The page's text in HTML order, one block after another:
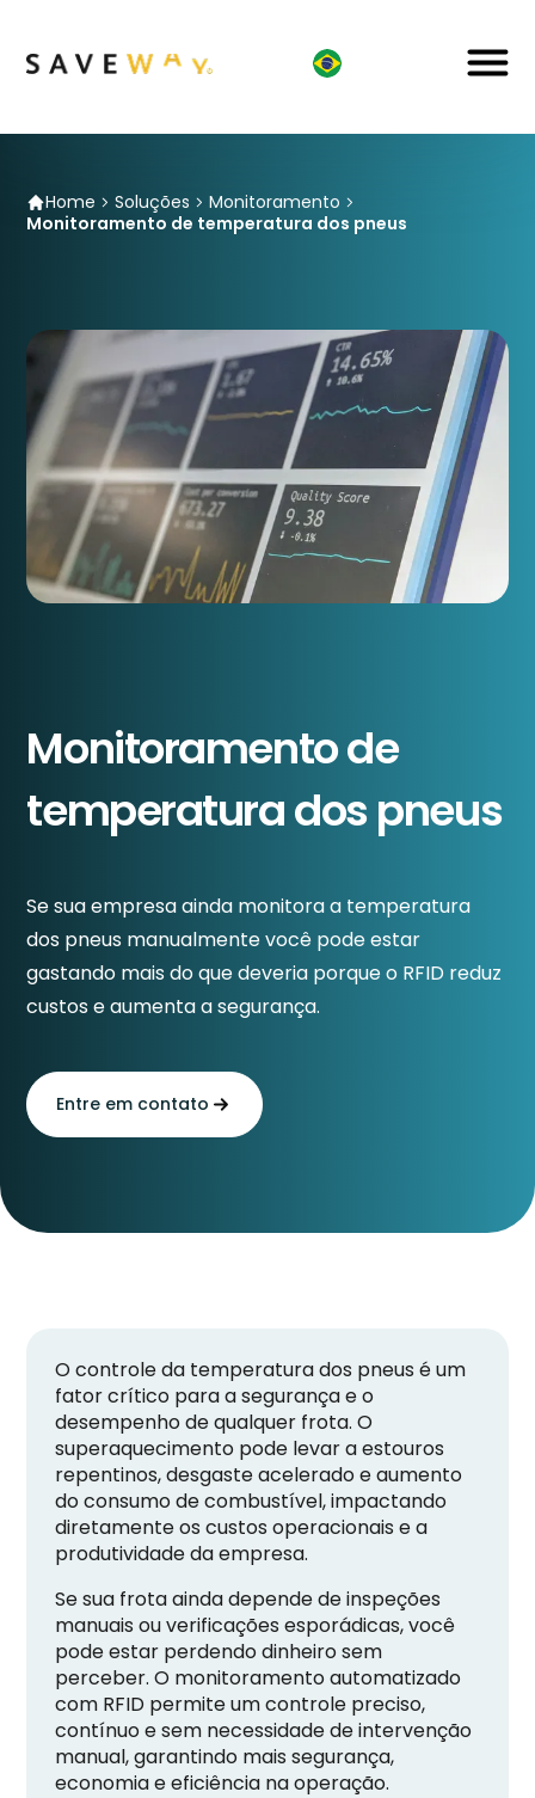
Home Soluções
Monitoramento
Monitoramento de temperatura dos pneus
Monitoramento de
temperatura dos pneus
Se sua empresa ainda monitora a temperatura
dos pneus manualmente você pode estar
gastando mais do que deveria porque o RFID reduz
custos e aumenta a segurança.
Entre em contato
O controle da temperatura dos pneus é um
fator crítico para a segurança e o
desempenho de qualquer frota. O
superaquecimento pode levar a estouros
repentinos, desgaste acelerado e aumento
do consumo de combustível, impactando
diretamente os custos operacionais e a
produtividade da empresa.
Se sua frota ainda depende de inspeções
manuais ou verificações esporádicas, você
pode estar perdendo dinheiro sem
perceber. O monitoramento automatizado
com RFID permite um controle preciso,
contínuo e sem necessidade de intervenção
manual, garantindo mais segurança,
economia e eficiência na operação.